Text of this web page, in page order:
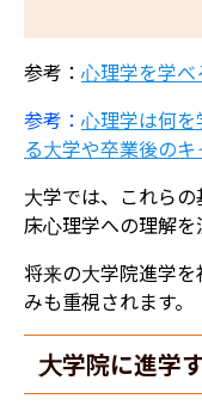
参考： 心理学を学
参考： 心理学は何
る大学や卒業後の
大学では、これら
床心理学への理解を
将来の大学院進学
みも重視されます。
大学院に進学